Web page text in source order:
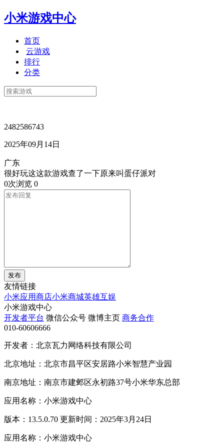
小米游戏中心
首页
云游戏
排行
分类
2482586743
2025年09月14日
广东
很好玩这这款游戏查了一下原来叫蛋仔派对
0次浏览 0
发布
友情链接
小米应用商店小米商城英雄互娱
小米游戏中心
开发者平台 微信公众号 微博主页 商务合作
010-60606666
开发者：北京瓦力网络科技有限公司
北京地址：北京市昌平区安居路小米智慧产业园
南京地址：南京市建邺区永初路37号小米华东总部
应用名称：小米游戏中心
版本：13.5.0.70 更新时间：2025年3月24日
应用名称：小米游戏中心